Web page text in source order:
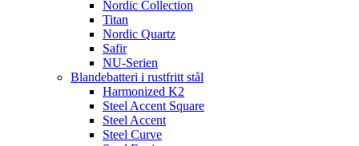
Nordic Collection
Titan
Nordic Quartz
Safir
NU-Serien
Blandebatteri i rustfritt stål
Harmonized K2
Steel Accent Square
Steel Accent
Steel Curve